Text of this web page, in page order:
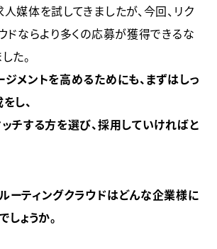
媒体を試してきましたが、今回、リク
ドならより多くの応募が獲得できるな
た。
メントを高めるためにも、まずはしっ
し、
チする方を選び、採用していければと
ーティングクラウドはどんな企業様に
しょうか。